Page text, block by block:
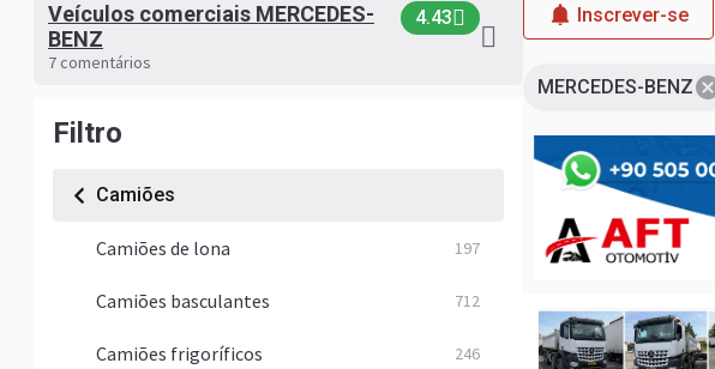
Veículos comerciais MERCEDES-
BENZ
4.43
7 comentários
Filtro
Camiões
Camiões de lona 197
Camiões basculantes 712
Camiões frigoríficos 246
Inscrever-se
MERCEDES-BENZ